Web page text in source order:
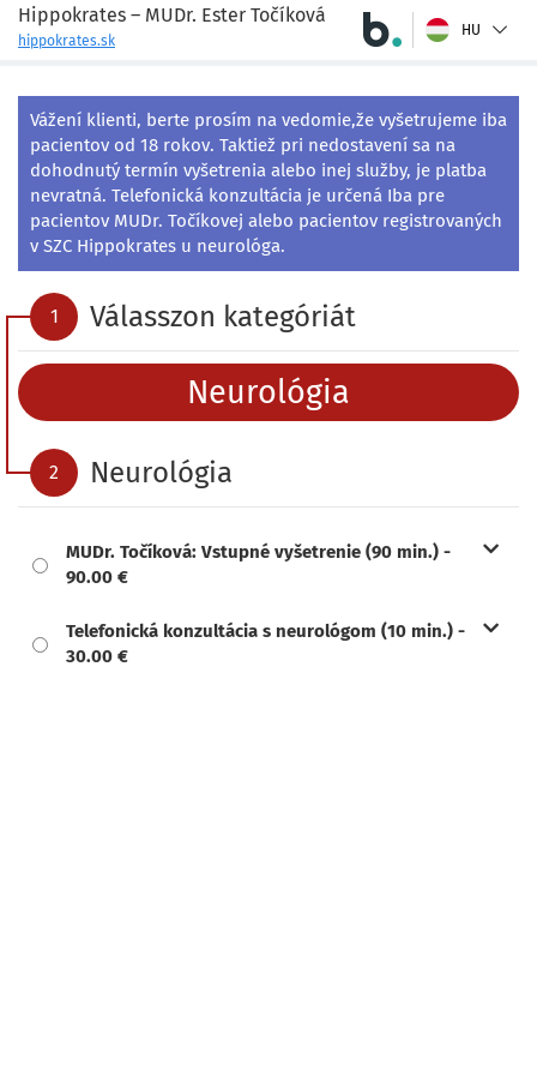
Hippokrates – MUDr. Ester Točíková
hippokrates.sk
HU
Vážení klienti, berte prosím na vedomie,že vyšetrujeme iba
pacientov od 18 rokov. Taktiež pri nedostavení sa na
dohodnutý termín vyšetrenia alebo inej služby, je platba
nevratná. Telefonická konzultácia je určená Iba pre
pacientov MUDr. Točíkovej alebo pacientov registrovaných
v SZC Hippokrates u neurológa.
1 Válasszon kategóriát
Neurológia
2 Neurológia
MUDr. Točíková: Vstupné vyšetrenie (90 min.) -
90.00 €
Telefonická konzultácia s neurológom (10 min.) -
30.00 €